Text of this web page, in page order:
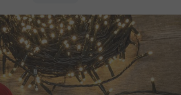
Ignorer la galerie d'images